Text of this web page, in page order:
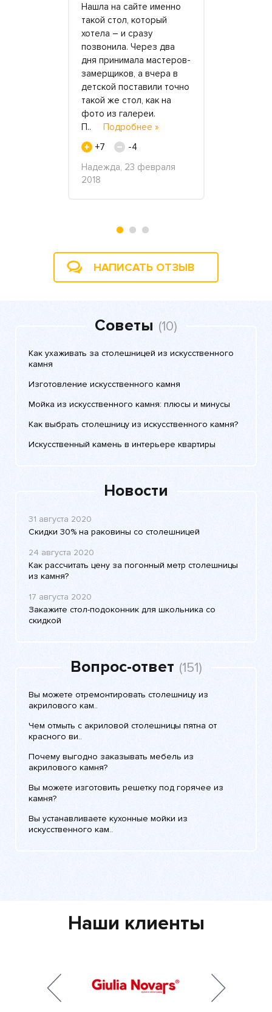
Нашла на сайте именно
такой стол, который
хотела – и сразу
позвонила. Через два
дня принимала мастеров-
замерщиков, а вчера в
детской поставили точно
такой же стол, как на
фото из галереи.
П.. Подробнее »
+7
-4
Надежда, 23 февраля
2018
НАПИСАТЬ ОТЗЫВ
Советы (10)
Как ухаживать за столешницей из искусственного
камня
Изготовление искусственного камня
Мойка из искусственного камня: плюсы и минусы
Как выбрать столешницу из искусственного камня?
Искусственный камень в интерьере квартиры
Новости
31 августа 2020
Скидки 30% на раковины со столешницей
24 августа 2020
Как рассчитать цену за погонный метр столешницы
из камня?
17 августа 2020
Закажите стол-подоконник для школьника со
скидкой
Вопрос-ответ (151)
Вы можете отремонтировать столешницу из
акрилового кам..
Чем отмыть с акриловой столешницы пятна от
красного ви..
Почему выгодно заказывать мебель из
акрилового камня?
Вы можете изготовить решетку под горячее из
камня?
Вы устанавливаете кухонные мойки из
искусственного кам..
Наши клиенты